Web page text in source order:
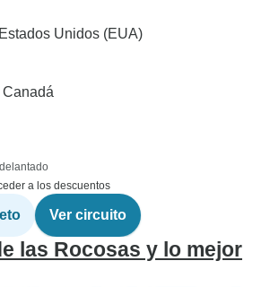
Estados Unidos (EUA)
Canadá
a los descuentos
Ver circuito
las Rocosas y lo mejor